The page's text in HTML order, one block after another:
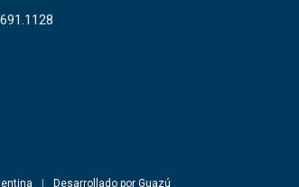
Desarrollado por Guazú